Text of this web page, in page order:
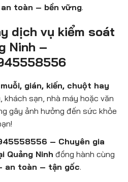
toàn – bền vững.
dịch vụ kiểm soát
Ninh –
muỗi, gián, kiến, chuột hay
khách sạn, nhà máy hoặc văn
gây ảnh hưởng đến sức khỏe
– Chuyên gia
Quảng Ninh đồng hành cùng
an toàn – tận gốc.